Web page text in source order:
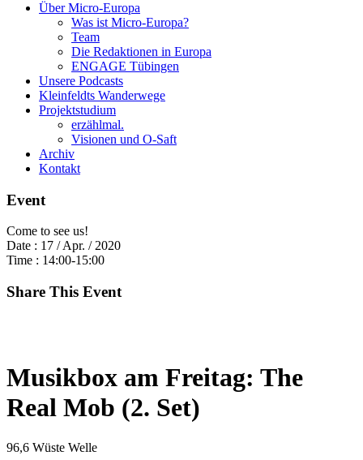
Über Micro-Europa
Was ist Micro-Europa?
Team
Die Redaktionen in Europa
ENGAGE Tübingen
Unsere Podcasts
Kleinfeldts Wanderwege
Projektstudium
erzählmal.
Visionen und O-Saft
Archiv
Kontakt
Event
Come to see us!
Date : 17 / Apr. / 2020
Time : 14:00-15:00
Share This Event
Musikbox am Freitag: The
Real Mob (2. Set)
96,6 Wüste Welle